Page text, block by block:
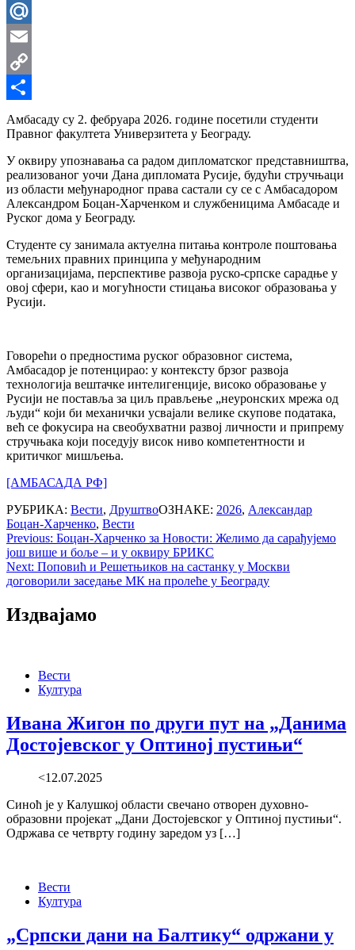
Reddit
Mail.Ru
Email
Copy
Link
Share
Амбасаду су 2. фебруара 2026. године посетили студенти
Правног факултета Универзитета у Београду.
У оквиру упознавања са радом дипломатског представништва,
реализованог уочи Дана дипломата Русије, будући стручњаци
из области међународног права састали су се с Амбасадором
Александром Боцан-Харченком и службеницима Амбасаде и
Руског дома у Београду.
Студенте су занимала актуелна питања контроле поштовања
темељних правних принципа у међународним
организацијама, перспективе развоја руско-српске сарадње у
овој сфери, као и могућности стицања високог образовања у
Русији.
Говорећи о предностима руског образовног система,
Амбасадор је потенцирао: у контексту брзог развоја
технологија вештачке интелигенције, високо образовање у
Русији не поставља за циљ прављење „неуронских мрежа од
људи“ који би механички усвајали велике скупове података,
већ се фокусира на свеобухватни развој личности и припрему
стручњака који поседују висок ниво компетентности и
критичког мишљења.
[АМБАСАДА РФ]
РУБРИКА: Вести, ДруштвоОЗНАКЕ: 2026, Александар
Боцан-Харченко, Вести
Post
navigation
Previous: Боцан-Харченко за Новости: Желимо да сарађујемо
још више и боље – и у оквиру БРИКС
Next: Поповић и Решетњиков на састанку у Москви
договорили заседање МК на пролеће у Београду
Издвајамо
Вести
Култура
Ивана Жигон по други пут на „Данима
Достојевског у Оптиној пустињи“
<12.07.2025
Синоћ је у Калушкој области свечано отворен духовно-
образовни пројекат „Дани Достојевског у Оптиној пустињи“.
Одржава се четврту годину заредом уз […]
Вести
Култура
„Српски дани на Балтику“ одржани у